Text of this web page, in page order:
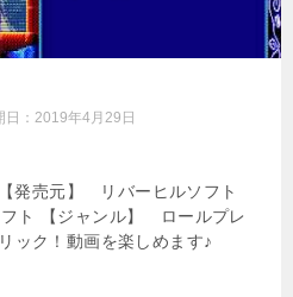
日： 2019年4月29日
発売元】 リバーヒルソフト
ト 【ジャンル】 ロールプレ
ック！動画を楽しめます♪